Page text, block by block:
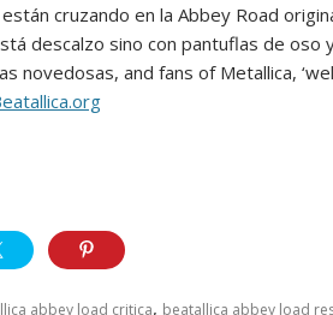
cruzando en la Abbey Road
descalzo sino con pantuflas de
novedosas, and fans of Metallica,
abbey load critica, beatallica abbey load